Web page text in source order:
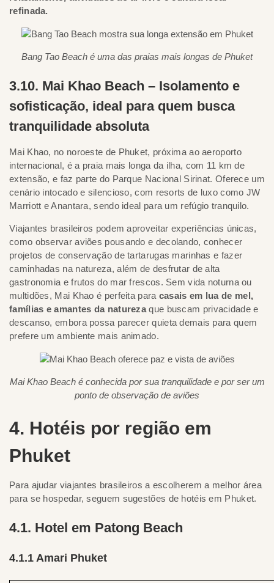
refinada.
Bang Tao Beach é uma das praias mais longas de Phuket
3.10. Mai Khao Beach – Isolamento e
sofisticação, ideal para quem busca
tranquilidade absoluta
Mai Khao, no noroeste de Phuket, próxima ao aeroporto
internacional, é a praia mais longa da ilha, com 11 km de
extensão, e faz parte do Parque Nacional Sirinat. Oferece um
cenário intocado e silencioso, com resorts de luxo como JW
Marriott e Anantara, sendo ideal para um refúgio tranquilo.
Viajantes brasileiros podem aproveitar experiências únicas,
como observar aviões pousando e decolando, conhecer
projetos de conservação de tartarugas marinhas e fazer
caminhadas na natureza, além de desfrutar de alta
gastronomia e frutos do mar frescos. Sem vida noturna ou
multidões, Mai Khao é perfeita para casais em lua de mel,
famílias e amantes da naturezaque buscam privacidade e
descanso, embora possa parecer quieta demais para quem
prefere um ambiente mais animado.
Mai Khao Beach é conhecida por sua tranquilidade e por ser um
ponto de observação de aviões
4. Hotéis por região em
Phuket
Para ajudar viajantes brasileiros a escolherem a melhor área
para se hospedar, seguem sugestões de hotéis em Phuket.
4.1. Hotel em Patong Beach
4.1.1 Amari Phuket